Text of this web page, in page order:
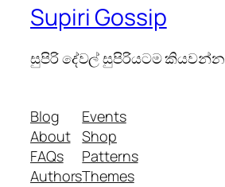
Supiri Gossip
සුපිරි දේවල් සුපිරියටම කියවන්න
Blog
About
FAQs
Authors
Events
Shop
Patterns
Themes